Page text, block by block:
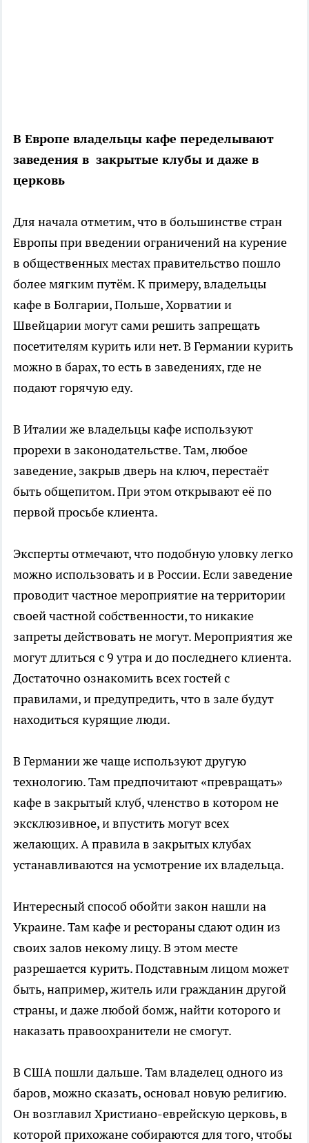
В Европе владельцы кафе переделывают
заведения в закрытые клубы и даже в
церковь
Для начала отметим, что в большинстве стран
Европы при введении ограничений на курение
в общественных местах правительство пошло
более мягким путём. К примеру, владельцы
кафе в Болгарии, Польше, Хорватии и
Швейцарии могут сами решить запрещать
посетителям курить или нет. В Германии курить
можно в барах, то есть в заведениях, где не
подают горячую еду.
В Италии же владельцы кафе используют
прорехи в законодательстве. Там, любое
заведение, закрыв дверь на ключ, перестаёт
быть общепитом. При этом открывают её по
первой просьбе клиента.
Эксперты отмечают, что подобную уловку легко
можно использовать и в России. Если заведение
проводит частное мероприятие на территории
своей частной собственности, то никакие
запреты действовать не могут. Мероприятия же
могут длиться с 9 утра и до последнего клиента.
Достаточно ознакомить всех гостей с
правилами, и предупредить, что в зале будут
находиться курящие люди.
В Германии же чаще используют другую
технологию. Там предпочитают «превращать»
кафе в закрытый клуб, членство в котором не
эксклюзивное, и впустить могут всех
желающих. А правила в закрытых клубах
устанавливаются на усмотрение их владельца.
Интересный способ обойти закон нашли на
Украине. Там кафе и рестораны сдают один из
своих залов некому лицу. В этом месте
разрешается курить. Подставным лицом может
быть, например, житель или гражданин другой
страны, и даже любой бомж, найти которого и
наказать правоохранители не смогут.
В США пошли дальше. Там владелец одного из
баров, можно сказать, основал новую религию.
Он возглавил Христиано-еврейскую церковь, в
которой прихожане собираются для того, чтобы